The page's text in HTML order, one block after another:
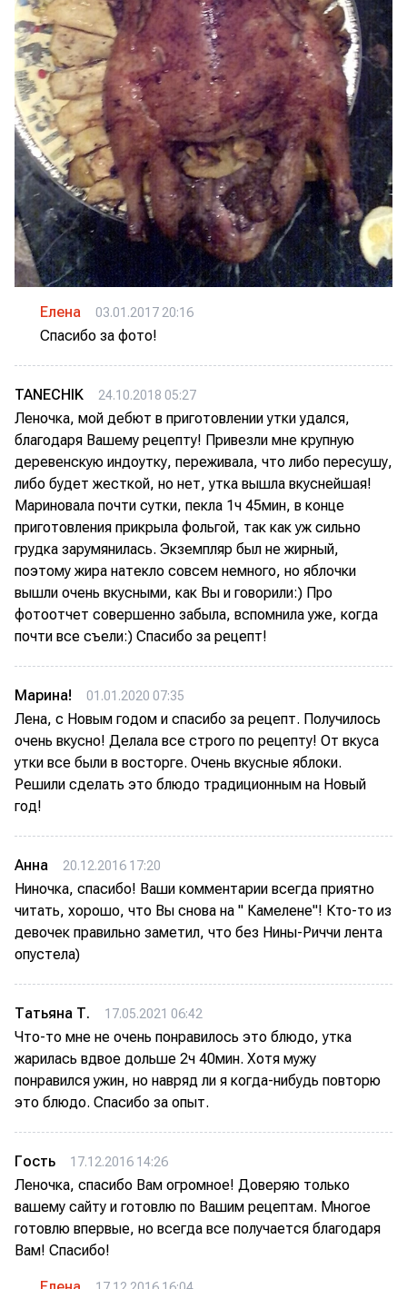
Елена 03.01.2017 20:16
Спасибо за фото!
TANECHIK 24.10.2018 05:27
Леночка, мой дебют в приготовлении утки удался,
благодаря Вашему рецепту! Привезли мне крупную
деревенскую индоутку, переживала, что либо пересушу,
либо будет жесткой, но нет, утка вышла вкуснейшая!
Мариновала почти сутки, пекла 1ч 45мин, в конце
приготовления прикрыла фольгой, так как уж сильно
грудка зарумянилась. Экземпляр был не жирный,
поэтому жира натекло совсем немного, но яблочки
вышли очень вкусными, как Вы и говорили:) Про
фотоотчет совершенно забыла, вспомнила уже, когда
почти все съели:) Спасибо за рецепт!
Марина! 01.01.2020 07:35
Лена, с Новым годом и спасибо за рецепт. Получилось
очень вкусно! Делала все строго по рецепту! От вкуса
утки все были в восторге. Очень вкусные яблоки.
Решили сделать это блюдо традиционным на Новый
год!
Анна 20.12.2016 17:20
Ниночка, спасибо! Ваши комментарии всегда приятно
читать, хорошо, что Вы снова на " Камелене"! Кто-то из
девочек правильно заметил, что без Нины-Риччи лента
опустела)
Татьяна Т. 17.05.2021 06:42
Что-то мне не очень понравилось это блюдо, утка
жарилась вдвое дольше 2ч 40мин. Хотя мужу
понравился ужин, но навряд ли я когда-нибудь повторю
это блюдо. Спасибо за опыт.
Гость 17.12.2016 14:26
Леночка, спасибо Вам огромное! Доверяю только
вашему сайту и готовлю по Вашим рецептам. Многое
готовлю впервые, но всегда все получается благодаря
Вам! Спасибо!